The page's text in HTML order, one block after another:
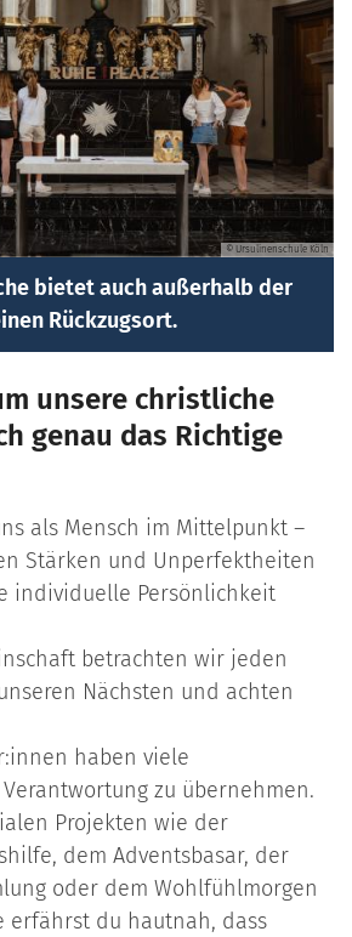
© Ursulinenschule Köln
bietet auch außerhalb der
Rückzugsort.
unsere christliche
genau das Richtige
als Mensch im Mittelpunkt –
Stärken und Unperfektheiten
individuelle Persönlichkeit
betrachten wir jeden
Nächsten und achten
haben viele
zu übernehmen.
Projekten wie der
dem Adventsbasar, der
oder dem Wohlfühlmorgen
erfährst du hautnah, dass